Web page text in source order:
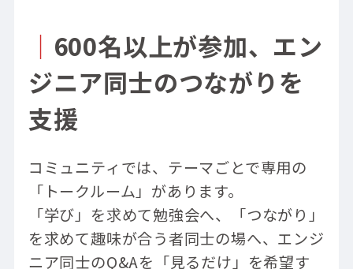
｜ 600名以上が参加、エン
ジニア同士のつながりを
支援
コミュニティでは、テーマごとで専用の
「トークルーム」があります。
「学び」を求めて勉強会へ、「つながり」
を求めて趣味が合う者同士の場へ、エンジ
ニア同士のQ&Aを「見るだけ」を希望す